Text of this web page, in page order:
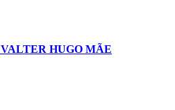
VALTER HUGO MÃE